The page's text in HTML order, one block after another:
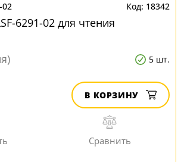
02 18342
6291-02 для чтения
5 шт.
В КОРЗИНУ